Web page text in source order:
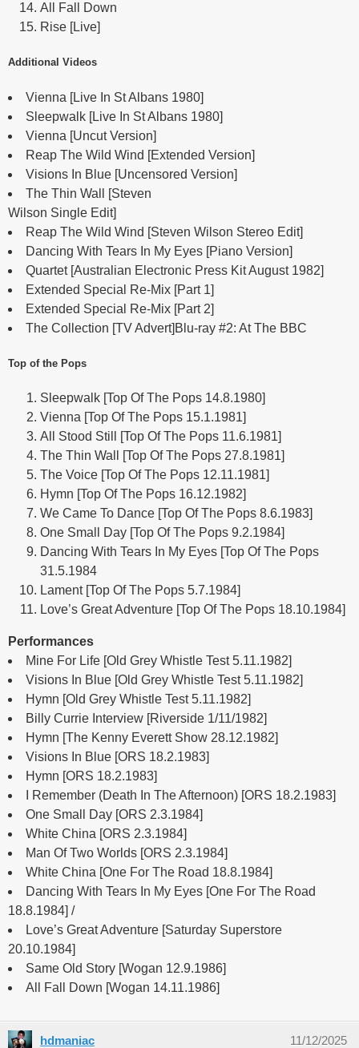
All Fall Down
Rise [Live]
Additional Videos
Vienna [Live In St Albans 1980]
Sleepwalk [Live In St Albans 1980]
Vienna [Uncut Version]
Reap The Wild Wind [Extended Version]
Visions In Blue [Uncensored Version]
The Thin Wall [Steven
Wilson Single Edit]
Reap The Wild Wind [Steven Wilson Stereo Edit]
Dancing With Tears In My Eyes [Piano Version]
Quartet [Australian Electronic Press Kit August 1982]
Extended Special Re-Mix [Part 1]
Extended Special Re-Mix [Part 2]
The Collection [TV Advert]Blu-ray #2: At The BBC
Top of the Pops
Sleepwalk [Top Of The Pops 14.8.1980]
Vienna [Top Of The Pops 15.1.1981]
All Stood Still [Top Of The Pops 11.6.1981]
The Thin Wall [Top Of The Pops 27.8.1981]
The Voice [Top Of The Pops 12.11.1981]
Hymn [Top Of The Pops 16.12.1982]
We Came To Dance [Top Of The Pops 8.6.1983]
One Small Day [Top Of The Pops 9.2.1984]
Dancing With Tears In My Eyes [Top Of The Pops
31.5.1984
Lament [Top Of The Pops 5.7.1984]
Love’s Great Adventure [Top Of The Pops 18.10.1984]
Performances
Mine For Life [Old Grey Whistle Test 5.11.1982]
Visions In Blue [Old Grey Whistle Test 5.11.1982]
Hymn [Old Grey Whistle Test 5.11.1982]
Billy Currie Interview [Riverside 1/11/1982]
Hymn [The Kenny Everett Show 28.12.1982]
Visions In Blue [ORS 18.2.1983]
Hymn [ORS 18.2.1983]
I Remember (Death In The Afternoon) [ORS 18.2.1983]
One Small Day [ORS 2.3.1984]
White China [ORS 2.3.1984]
Man Of Two Worlds [ORS 2.3.1984]
White China [One For The Road 18.8.1984]
Dancing With Tears In My Eyes [One For The Road
18.8.1984] /
Love’s Great Adventure [Saturday Superstore
20.10.1984]
Same Old Story [Wogan 12.9.1986]
All Fall Down [Wogan 14.11.1986]
11/12/2025
hdmaniac